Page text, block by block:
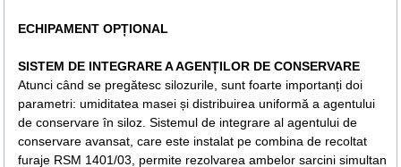
ECHIPAMENT OPȚIONAL
SISTEM DE INTEGRARE A AGENȚILOR DE CONSERVARE
Atunci când se pregătesc silozurile, sunt foarte importanți doi
parametri: umiditatea masei și distribuirea uniformă a agentului
de conservare în siloz. Sistemul de integrare al agentului de
conservare avansat, care este instalat pe combina de recoltat
furaje RSM 1401/03, permite rezolvarea ambelor sarcini simultan